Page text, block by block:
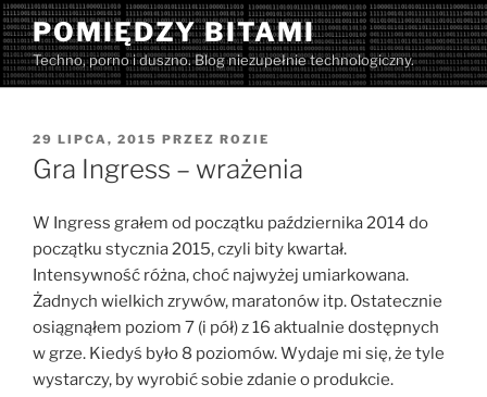
Przejdź
do
treści
POMIĘDZY BITAMI
Techno, porno i duszno. Blog niezupełnie technologiczny.
OPUBLIKOWANE
W
29 LIPCA, 2015 PRZEZ ROZIE
Gra Ingress – wrażenia
W Ingress grałem od początku października 2014 do
początku stycznia 2015, czyli bity kwartał.
Intensywność różna, choć najwyżej umiarkowana.
Żadnych wielkich zrywów, maratonów itp. Ostatecznie
osiągnąłem poziom 7 (i pół) z 16 aktualnie dostępnych
w grze. Kiedyś było 8 poziomów. Wydaje mi się, że tyle
wystarczy, by wyrobić sobie zdanie o produkcie.